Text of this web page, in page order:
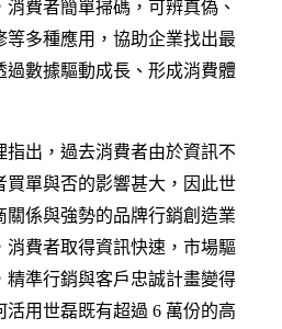
費者簡單掃碼，可辨真偽、
等多種應用，協助企業找出最
過數據驅動成長、形成消費體
指出，過去消費者由於資訊不
買單與否的影響甚大，因此世
關係與強勢的品牌行銷創造業
消費者取得資訊快速，市場驅
精準行銷與客戶忠誠計畫變得
用世磊既有超過 6 萬份的高